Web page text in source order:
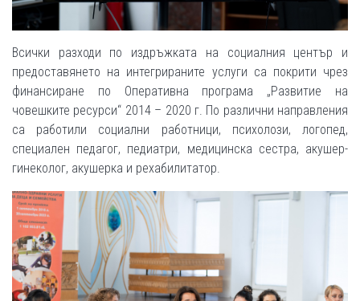
Всички разходи по издръжката на социалния център и
предоставянето на интегрираните услуги са покрити чрез
финансиране по Оперативна програма „Развитие на
човешките ресурси“ 2014 – 2020 г. По различни направления
са работили социални работници, психолози, логопед,
специален педагог, педиатри, медицинска сестра, акушер-
гинеколог, акушерка и рехабилитатор.